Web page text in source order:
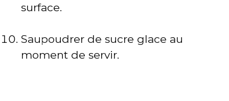
surface.
Saupoudrer de sucre glace au
moment de servir.